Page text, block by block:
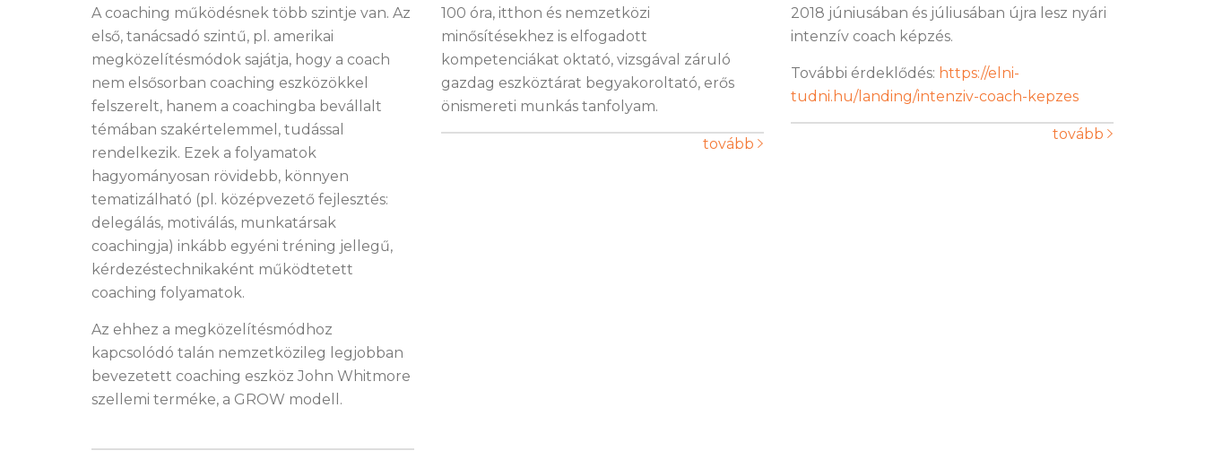
A coaching működésnek több szintje van. Az
első, tanácsadó szintű, pl. amerikai
megközelítésmódok sajátja, hogy a coach
nem elsősorban coaching eszközökkel
felszerelt, hanem a coachingba bevállalt
témában szakértelemmel, tudással
rendelkezik. Ezek a folyamatok
hagyományosan rövidebb, könnyen
tematizálható (pl. középvezető fejlesztés:
delegálás, motiválás, munkatársak
coachingja) inkább egyéni tréning jellegű,
kérdezéstechnikaként működtetett
coaching folyamatok.
Az ehhez a megközelítésmódhoz
kapcsolódó talán nemzetközileg legjobban
bevezetett coaching eszköz John Whitmore
szellemi terméke, a GROW modell.
100 óra, itthon és nemzetközi
minősítésekhez is elfogadott
kompetenciákat oktató, vizsgával záruló
gazdag eszköztárat begyakoroltató, erős
önismereti munkás tanfolyam.
tovább
2018 júniusában és júliusában újra lesz nyári
intenzív coach képzés.
További érdeklődés: https://elni-
tudni.hu/landing/intenziv-coach-kepzes
tovább